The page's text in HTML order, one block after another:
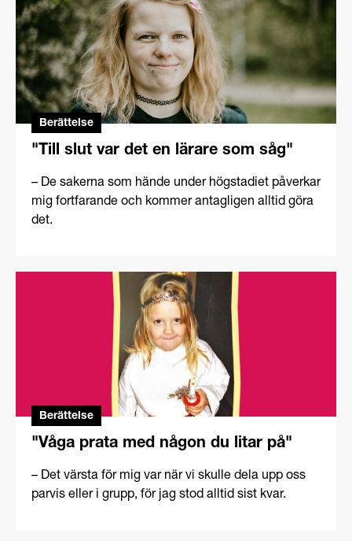
Berättelse
"Till slut var det en lärare som såg"
– De sakerna som hände under högstadiet påverkar
mig fortfarande och kommer antagligen alltid göra
det.
Berättelse
"Våga prata med någon du litar på"
– Det värsta för mig var när vi skulle dela upp oss
parvis eller i grupp, för jag stod alltid sist kvar.